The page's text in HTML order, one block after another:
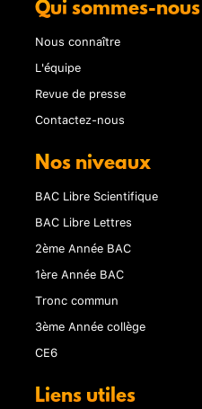
Qui sommes-
Nous connaître
L'équipe
Revue de presse
Contactez-nous
Nos niveaux
BAC Libre Scientifique
BAC Libre Lettres
2ème Année BAC
1ère Année BAC
Tronc commun
3ème Année collège
CE6
Liens utiles